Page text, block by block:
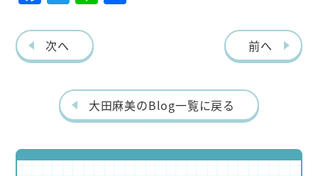
eb
o
itt
er
次へ 前へ
大田麻美のBlog一覧に戻る